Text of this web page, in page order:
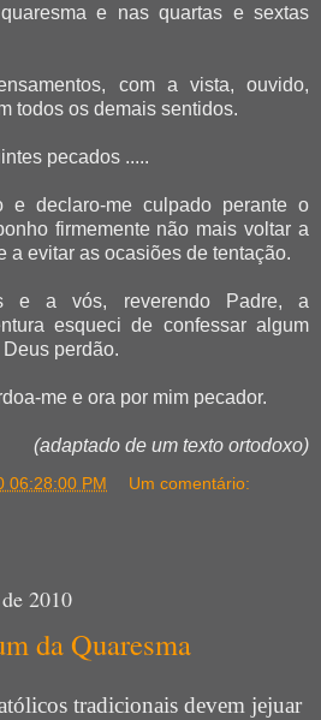
e nas quartas e sextas
com a vista, ouvido,
todos os demais sentidos.
pecados .....
e declaro-me culpado perante o
firmemente não mais voltar a
a evitar as ocasiões de tentação.
e a vós, reverendo Padre, a
esqueci de confessar algum
perdão.
me e ora por mim pecador.
(adaptado de um texto ortodoxo)
06:28:00 PM Um comentário:
2010
da Quaresma
tradicionais devem jejuar